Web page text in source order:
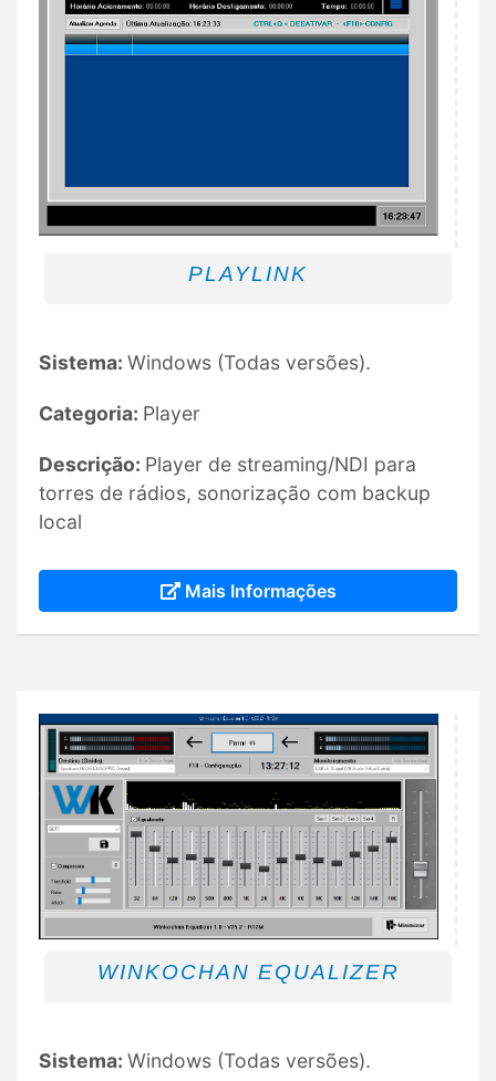
PLAYLINK
Sistema: Windows (Todas versões).
Categoria: Player
Descrição: Player de streaming/NDI para
torres de rádios, sonorização com backup
local
Mais Informações
WINKOCHAN EQUALIZER
Sistema: Windows (Todas versões).